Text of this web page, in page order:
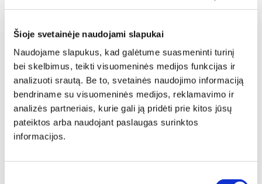
Šioje svetainėje naudojami slapukai
Naudojame slapukus, kad galėtume suasmeninti turinį
bei skelbimus, teikti visuomeninės medijos funkcijas ir
analizuoti srautą. Be to, svetainės naudojimo informaciją
bendriname su visuomeninės medijos, reklamavimo ir
analizės partneriais, kurie gali ją pridėti prie kitos jūsų
pateiktos arba naudojant paslaugas surinktos
informacijos.
Kainos matomos tik registruotiems vartotojams.
Prisijungti / Registruotis
Rašyti užklausą
Reikia daugiau informacijos?
Skambinti:+370 694 91387